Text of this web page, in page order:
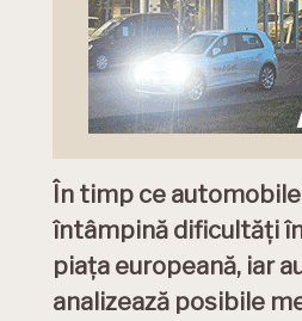
În timp ce
întâmpină dificultăți
piața europeană, iar
analizează posibile